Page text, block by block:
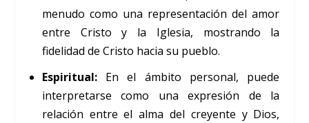
menudo como una representación del amor
entre Cristo y la Iglesia, mostrando la
fidelidad de Cristo hacia su pueblo.
Espiritual:En el ámbito personal, puede
interpretarse como una expresión de la
relación entre el alma del creyente y Dios,